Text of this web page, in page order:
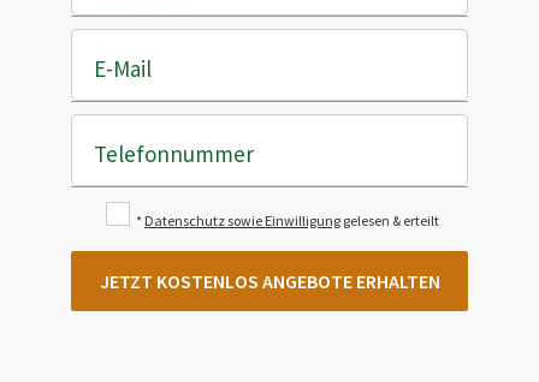
E-Mail
Telefonnummer
* Datenschutz sowie Einwilligung gelesen & erteilt
JETZT KOSTENLOS ANGEBOTE ERHALTEN